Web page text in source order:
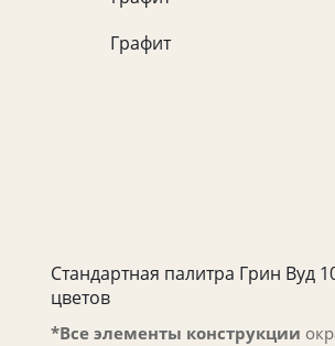
Графит
Стандартная палитра Грин Вуд
цветов
*Все элементы конструкции